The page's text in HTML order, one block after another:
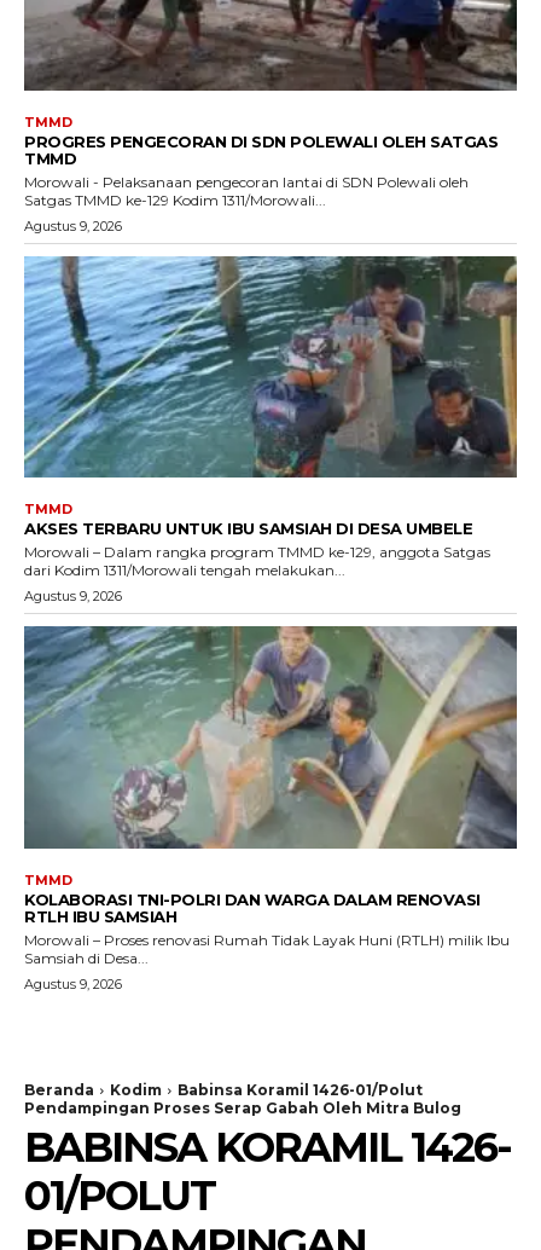
TMMD
PROGRES PENGECORAN DI SDN POLEWALI OLEH SATGAS
TMMD
Morowali - Pelaksanaan pengecoran lantai di SDN Polewali oleh
Satgas TMMD ke-129 Kodim 1311/Morowali...
Agustus 9, 2026
TMMD
AKSES TERBARU UNTUK IBU SAMSIAH DI DESA UMBELE
Morowali – Dalam rangka program TMMD ke-129, anggota Satgas
dari Kodim 1311/Morowali tengah melakukan...
Agustus 9, 2026
TMMD
KOLABORASI TNI-POLRI DAN WARGA DALAM RENOVASI
RTLH IBU SAMSIAH
Morowali – Proses renovasi Rumah Tidak Layak Huni (RTLH) milik Ibu
Samsiah di Desa...
Agustus 9, 2026